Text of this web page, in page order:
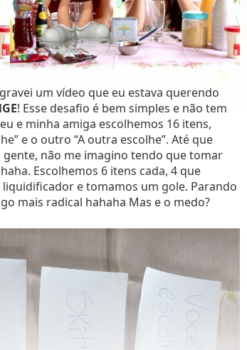
um vídeo que eu estava querendo
! Esse desafio é bem simples e não tem
e minha amiga escolhemos 16 itens,
e o outro “A outra escolhe”. Até que
gente, não me imagino tendo que tomar
Escolhemos 6 itens cada, 4 que
e tomamos um gole. Parando
mais radical hahaha Mas e o medo?